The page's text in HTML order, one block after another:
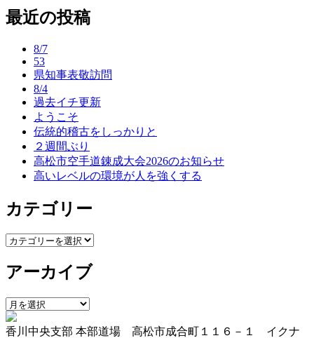
稿
最近の投稿
8/7
53
県知事表敬訪問
8/4
過去イチ更新
ようこそ
伝統的稽古をしっかりと
２週間ぶり
高松市空手道錬成大会2026のお知らせ
高いレベルの環境が人を強くする
カテゴリー
カ
ゴ
ー
アーカイブ
ア
ー
カ
香川中央支部 本部道場 高松市成合町１１６－１ イクナ